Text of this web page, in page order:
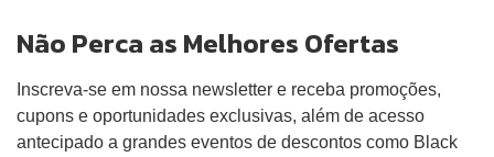
Não Perca as Melhores Ofertas
Inscreva-se em nossa newsletter e receba promoções,
cupons e oportunidades exclusivas, além de acesso
antecipado a grandes eventos de descontos como Black